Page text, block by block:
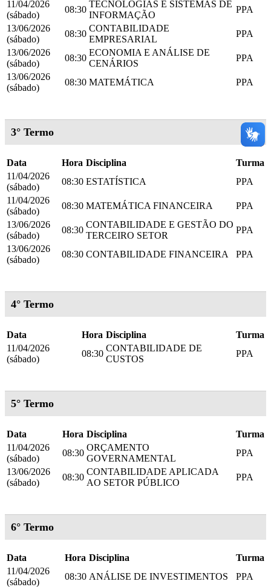
11/04/2026
(sábado)
08:30
TECNOLOGIAS E SISTEMAS DE
INFORMAÇÃO
PPA
13/06/2026
(sábado)
08:30
CONTABILIDADE
EMPRESARIAL
PPA
13/06/2026
(sábado)
08:30
ECONOMIA E ANÁLISE DE
CENÁRIOS
PPA
13/06/2026
(sábado)
08:30 MATEMÁTICA PPA
3° Termo
Data Hora Disciplina
Turma
11/04/2026
(sábado)
08:30 ESTATÍSTICA
PPA
11/04/2026
(sábado)
08:30 MATEMÁTICA FINANCEIRA
PPA
13/06/2026
(sábado)
08:30
CONTABILIDADE E GESTÃO DO
TERCEIRO SETOR
PPA
13/06/2026
(sábado)
08:30 CONTABILIDADE FINANCEIRA PPA
4° Termo
Data Hora Disciplina
Turma
11/04/2026
(sábado)
08:30
CONTABILIDADE DE
CUSTOS
PPA
5° Termo
Data Hora Disciplina
Turma
11/04/2026
(sábado)
08:30
ORÇAMENTO
GOVERNAMENTAL
PPA
13/06/2026
(sábado)
08:30
CONTABILIDADE APLICADA
AO SETOR PÚBLICO
PPA
6° Termo
Data Hora Disciplina
Turma
11/04/2026
(sábado)
08:30 ANÁLISE DE INVESTIMENTOS PPA